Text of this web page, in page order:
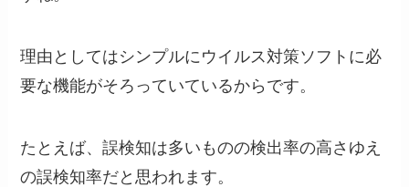
理由としてはシンプルにウイルス対策ソフトに必
要な機能がそろっていているからです。
たとえば、誤検知は多いものの検出率の高さゆえ
の誤検知率だと思われます。